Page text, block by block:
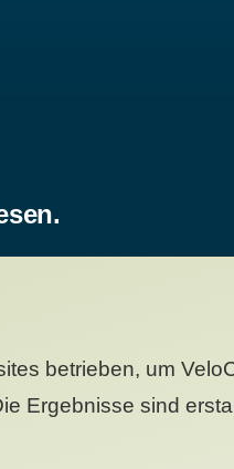
betrieben, um
Ergebnisse sind